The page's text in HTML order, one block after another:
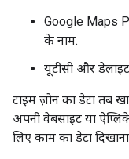
Google Maps
के नाम.
यूटीसी और
टाइम ज़ोन का डेटा तब
अपनी वेबसाइट या
लिए काम का डेटा दिखाना